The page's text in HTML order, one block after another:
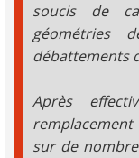
soucis de
géométries
débattements
Après
sur de